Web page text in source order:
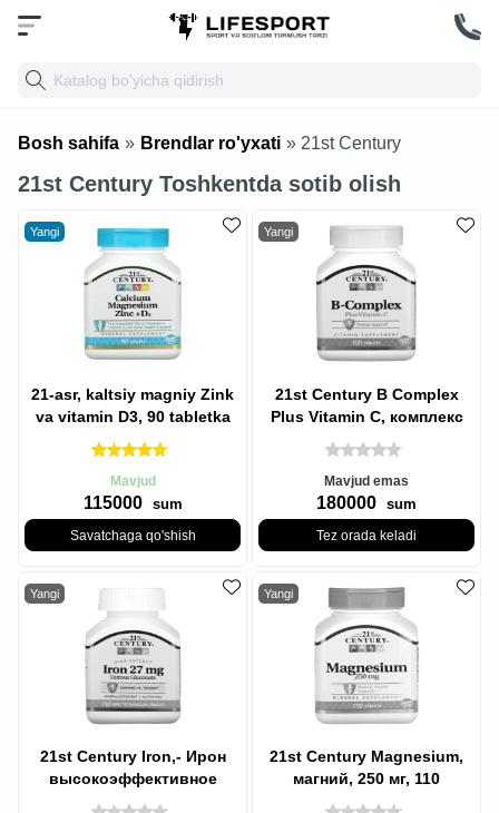
Bosh sahifa » Brendlar ro'yxati » 21st Century
21st Century Toshkentda sotib olish
Yangi
21-asr, kaltsiy magniy Zink
va vitamin D3, 90 tabletka
Mavjud
115000 sum
Savatchaga qo'shish
Yangi
21st Century B Complex
Plus Vitamin C, комплекс
витаминов группы B с
витамином
Mavjud emas
180000 sum
Tez orada keladi
Yangi
21st Century Iron,- Ирон
высокоэффективное
железо, 27 мг, 110
Yangi
21st Century Magnesium,
магний, 250 мг, 110
таблеток